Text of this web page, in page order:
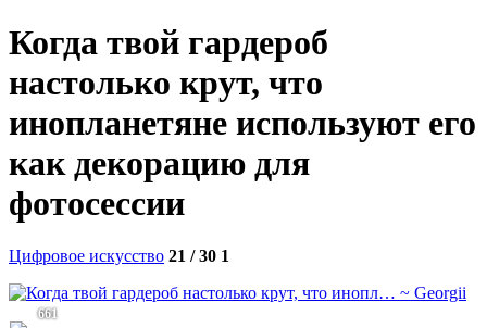
Когда твой гардероб
настолько крут, что
инопланетяне используют его
как декорацию для
фотосессии
Цифровое искусство 21 / 30 1
661